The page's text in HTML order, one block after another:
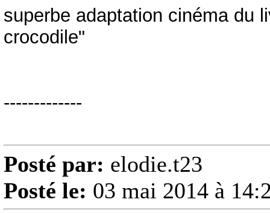
superbe adaptation cinéma du
crocodile"
-------------
Posté par: elodie.t23
Posté le: 03 mai 2014 à